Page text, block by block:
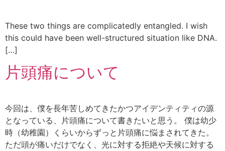
These two things are complicatedly entangled. I wish
this could have been well-structured situation like DNA.
[…]
片頭痛について
今回は、僕を長年苦しめてきたかつアイデンティティの源
となっている、片頭痛について書きたいと思う。 僕は幼少
時（幼稚園）くらいからずっと片頭痛に悩まされてきた。
ただ頭が痛いだけでなく、光に対する拒絶や天候に対する